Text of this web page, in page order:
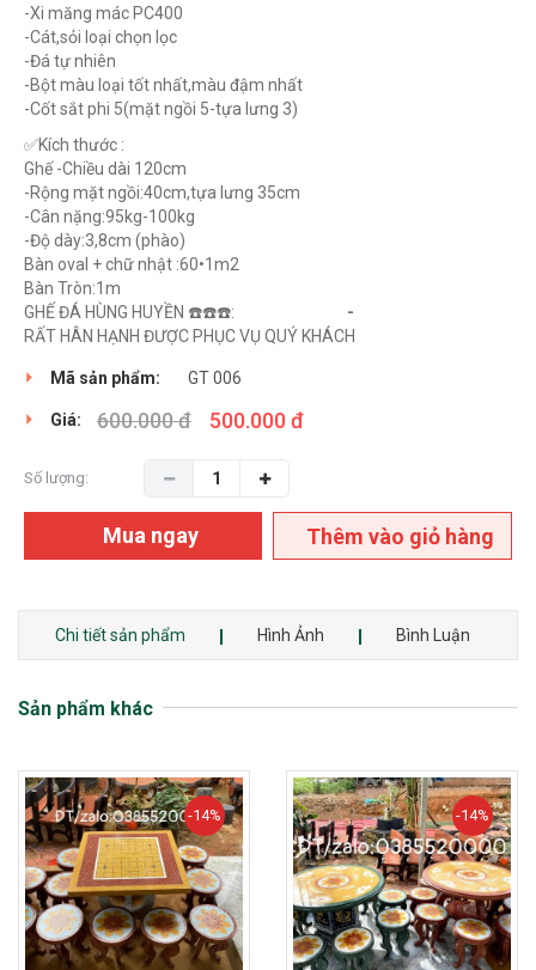
-Xi măng mác PC400
-Cát,sỏi loại chọn lọc
-Đá tự nhiên
-Bột màu loại tốt nhất,màu đậm nhất
-Cốt sắt phi 5(mặt ngồi 5-tựa lưng 3)
✅Kích thước :
Ghế -Chiều dài 120cm
-Rộng mặt ngồi:40cm,tựa lưng 35cm
-Cân nặng:95kg-100kg
-Độ dày:3,8cm (phào)
Bàn oval + chữ nhật :60•1m2
Bàn Tròn:1m
GHẾ ĐÁ HÙNG HUYỀN ☎️☎️☎️:
-
RẤT HÂN HẠNH ĐƯỢC PHỤC VỤ QUÝ KHÁCH
Mã sản phẩm: GT 006
Giá: 600.000 đ 500.000 đ
Số lượng:
Mua ngay Thêm vào giỏ hàng
Chi tiết sản phẩm Hình Ảnh Bình Luận
Sản phẩm khác
-14% -14%